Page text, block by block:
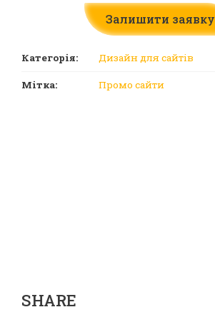
Залишити заявку
Категорія: Дизайн для сайтів
Мітка: Промо сайти
SHARE